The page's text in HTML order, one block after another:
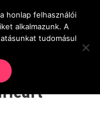
Main
honlap felhasználói
alkalmazunk. A
tudomásul